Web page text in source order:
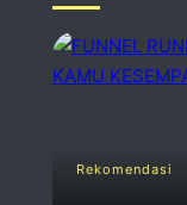
No
Your email
Rekomendasi